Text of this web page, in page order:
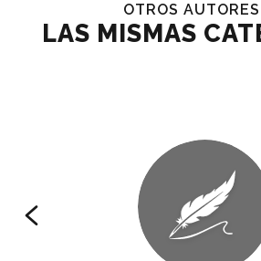
OTROS
LAS MISMAS